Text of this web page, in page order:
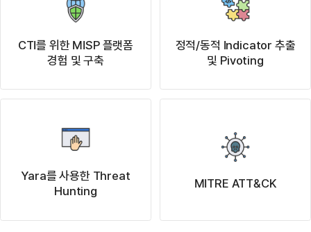
CTI를 위한 MISP 플랫폼
경험 및 구축
정적/동적 Indicator 추출
및 Pivoting
Yara를 사용한 Threat
Hunting
MITRE ATT&CK